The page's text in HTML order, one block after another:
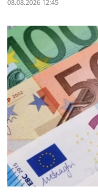
08.08.2026 12:45